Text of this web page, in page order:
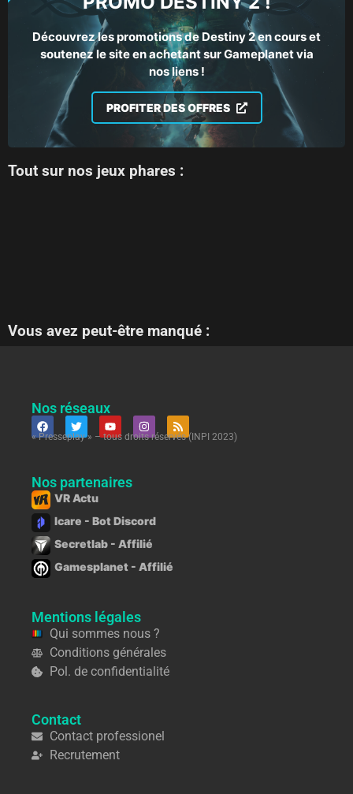
Découvrez les promotions de Destiny 2 en cours et
soutenez le site en achetant sur Gameplanet via
nos liens !
PROFITER DES OFFRES
Tout sur nos jeux phares :
Vous avez peut-être manqué :
Nos réseaux
« Presseplay » – tous droits réservés (INPI 2023)
Nos partenaires
VR Actu
Icare - Bot Discord
Secretlab - Affilié
Gamesplanet - Affilié
Mentions légales
Qui sommes nous ?
Conditions générales
Pol. de confidentialité
Contact
Contact professionel
Recrutement